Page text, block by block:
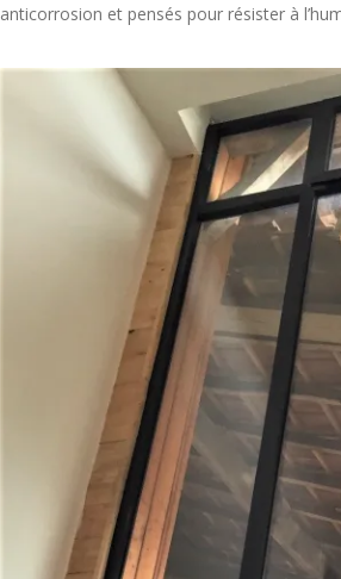
anticorrosion et pensés pour résister à